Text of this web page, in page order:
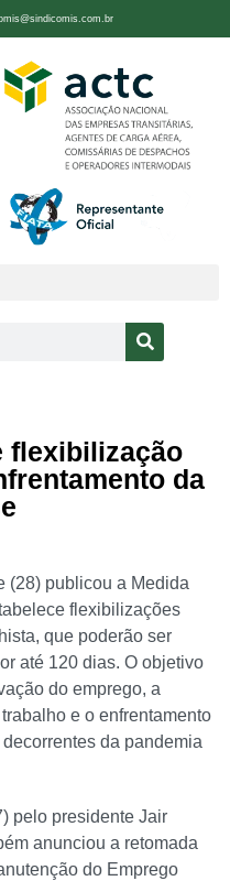
flexibilização
da
(28) publicou a Medida
flexibilizações
que poderão ser
até 120 dias. O objetivo
do emprego, a
e o enfrentamento
da pandemia
pelo presidente Jair
anunciou a retomada
do Emprego